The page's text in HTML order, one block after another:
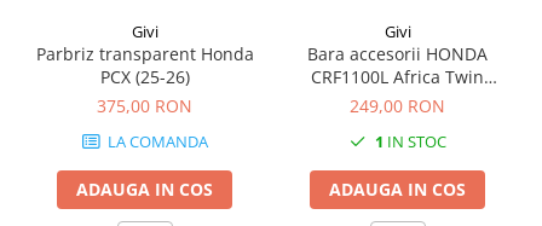
Givi
Parbriz transparent Honda
PCX (25-26)
375,00 RON
LA COMANDA
ADAUGA IN COS
Givi
Bara accesorii HONDA
CRF1100L Africa Twin
Adventure Sports (20 - 23)
Adventure Sports (24)
CRF1100L AFRICA TWIN (24)
CRF1100L Africa Twin (20 -
23)
249,00 RON
1 IN STOC
ADAUGA IN COS